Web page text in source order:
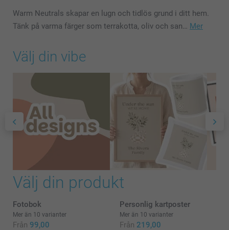
Warm Neutrals skapar en lugn och tidlös grund i ditt hem.
Tänk på varma färger som terrakotta, oliv och san… Mer
Välj din vibe
Välj din produkt
Fotobok
Mer än 10 varianter
Från 99,00
Personlig kartposter
Mer än 10 varianter
Från 219,00